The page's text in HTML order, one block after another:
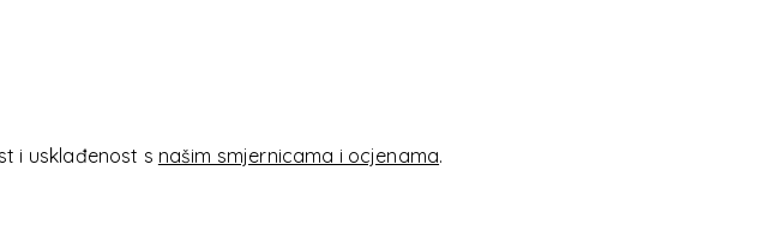
i usklađenost s našim smjernicama i ocjenama.